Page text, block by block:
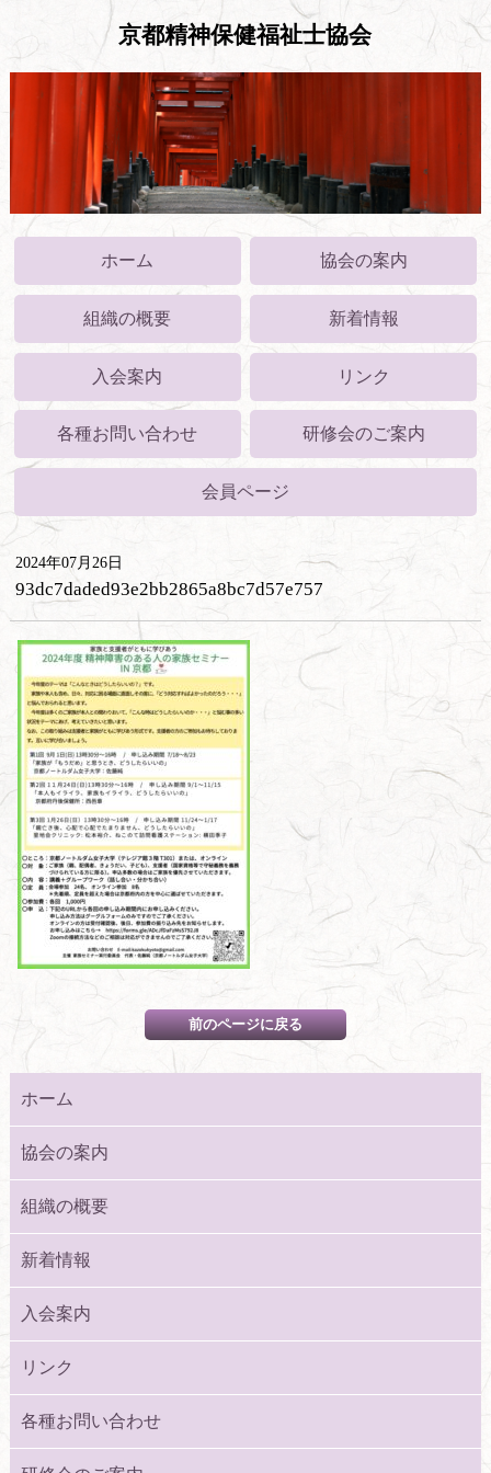
京都精神保健福祉士協会
ホーム 協会の案内
組織の概要 新着情報
入会案内 リンク
各種お問い合わせ 研修会のご案内
会員ページ
2024年07月26日
93dc7daded93e2bb2865a8bc7d57e757
ホーム
協会の案内
組織の概要
新着情報
入会案内
リンク
各種お問い合わせ